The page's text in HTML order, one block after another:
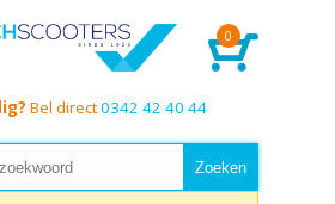
0
Bel direct0342 42 40 44